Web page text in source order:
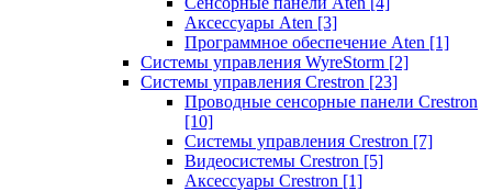
Аксессуары Aten [3]
Программное обеспечение Aten [1]
Системы управления WyreStorm [2]
Системы управления Crestron [23]
Проводные сенсорные панели Crestron
[10]
Системы управления Crestron [7]
Видеосистемы Crestron [5]
Аксессуары Crestron [1]